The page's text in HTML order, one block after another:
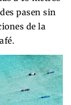
pasen sin
de la